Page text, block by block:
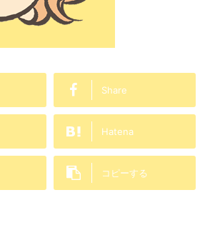
Share
Hatena
コピーする